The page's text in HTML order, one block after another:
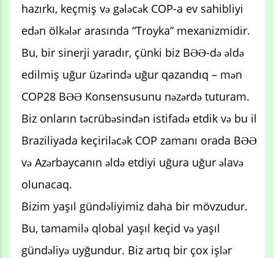
hazırkı, keçmiş və gələcək COP-a ev sahibliyi
edən ölkələr arasında “Troyka” mexanizmidir.
Bu, bir sinerji yaradır, çünki biz BƏƏ-də əldə
edilmiş uğur üzərində uğur qazandıq – mən
COP28 BƏƏ Konsensusunu nəzərdə tuturam.
Biz onların təcrübəsindən istifadə etdik və bu il
Braziliyada keçiriləcək COP zamanı orada BƏƏ
və Azərbaycanın əldə etdiyi uğura uğur əlavə
olunacaq.
Bizim yaşıl gündəliyimiz daha bir mövzudur.
Bu, tamamilə qlobal yaşıl keçid və yaşıl
gündəliyə uyğundur. Biz artıq bir çox işlər